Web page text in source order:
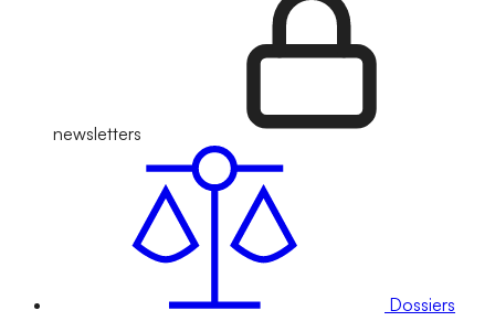
newsletters
Dossiers